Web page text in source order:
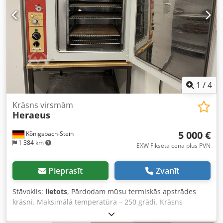
1 /4
Königsbach-Stein
1 384 km
Krāsns virsmām
Heraeus
5 000 €
EXW Fiksēta cena plus PVN
Pieprasīt Zvanīt
Stāvoklis: lietots, Pārdodam mūsu termiskās apstrādes
krāsni. Maksimālā temperatūra – 250 grādi. Krāsns
darbojas nevainojami, un tā tiek pārdota saistībā ar